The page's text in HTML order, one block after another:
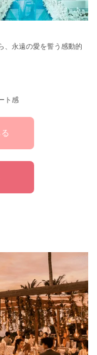
、永遠の愛を誓う感動的
ト感